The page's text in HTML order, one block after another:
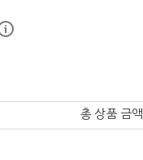
총 상품 금액